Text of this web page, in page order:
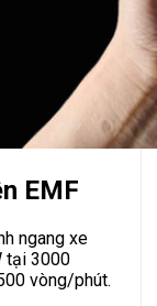
EMF
ngang xe
tại 3000
vòng/phút.